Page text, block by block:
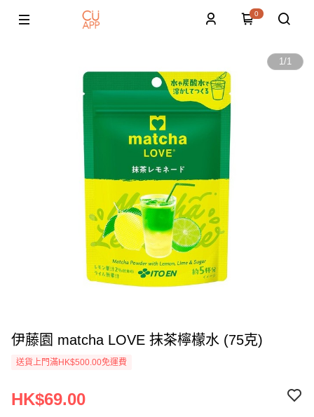
0
1/1
伊藤園 matcha LOVE 抹茶檸檬水 (75克)
送貨上門滿HK$500.00免運費
HK$69.00